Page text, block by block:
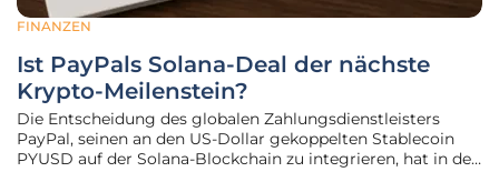
FINANZEN
Ist PayPals Solana-Deal der nächste
Krypto-Meilenstein?
Die Entscheidung des globalen Zahlungsdienstleisters
PayPal, seinen an den US-Dollar gekoppelten Stablecoin
PYUSD auf der Solana-Blockchain zu integrieren, hat in der